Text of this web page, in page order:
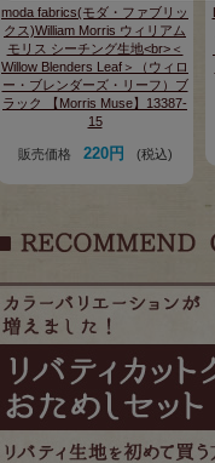
moda fabrics(モダ・ファブリッ
クス)William Morris ウィリアム
モリス シーチング生地<br>＜
Willow Blenders Leaf＞（ウィロ
ー・ブレンダーズ・リーフ）ブ
ラック 【Morris Muse】13387-
15
販売価格 220円 (税込)